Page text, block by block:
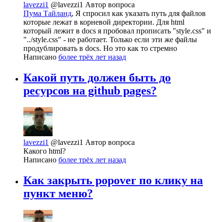
lavezzi1 @lavezzi1 Автор вопроса
Пума Тайланд, Я спросил как указать путь для файлов
которые лежат в корневой директории. Для html
который лежит в docs я пробовал прописать "style.css" и
"../style.css" - не работает. Только если эти же файлы
продублировать в docs. Но это как то стремно
Написано более трёх лет назад
Какой путь должен быть до
ресурсов на github pages?
lavezzi1 @lavezzi1 Автор вопроса
Какого html?
Написано более трёх лет назад
Как закрыть popover по клику на
пункт меню?